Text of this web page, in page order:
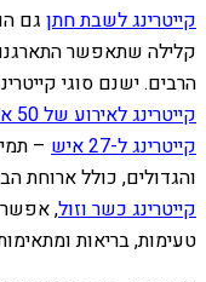
קייטרינג לשבת חתן גם
קלילה שתאפשר
הרבים. ישנם סוגי
קייטרינג לאירוע של 50 איש
קייטרינג ל-27 איש
–
והגדולים, כולל
קייטרינג כשר וזול, אפשר
טעימות, בריאות